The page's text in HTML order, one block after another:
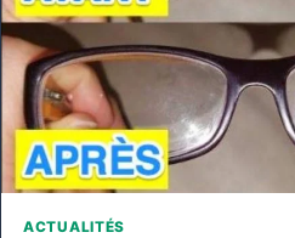
ACTUALITÉS